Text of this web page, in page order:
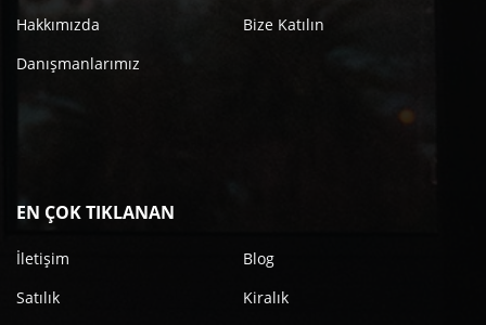
Hakkımızda
Bize Katılın
Danışmanlarımız
EN ÇOK TIKLANAN
İletişim
Blog
Satılık
Kiralık